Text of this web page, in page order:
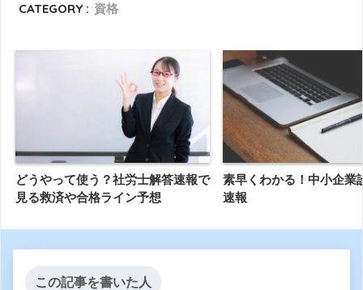
CATEGORY : 資格
どうやって使う？社労士解答速報で
見る救済や合格ライン予想
素早くわかる！中小企業
速報
この記事を書いた人